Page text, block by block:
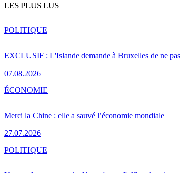
LES PLUS LUS
EXCLUSIF : L'Islande demande à Bruxelles de ne
07.08.2026
POLITIQUE
Merci la Chine : elle a sauvé l’économie mondiale
27.07.2026
ÉCONOMIE
POLITIQUE